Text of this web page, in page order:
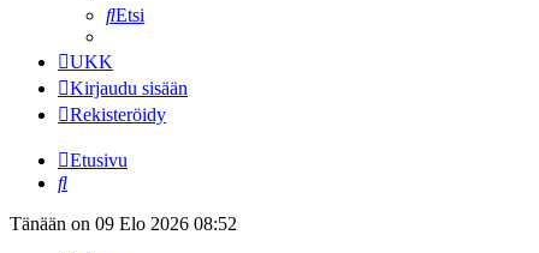
Etsi
UKK
Kirjaudu sisään
Rekisteröidy
Etusivu
Etsi
Tänään on 09 Elo 2026 08:52